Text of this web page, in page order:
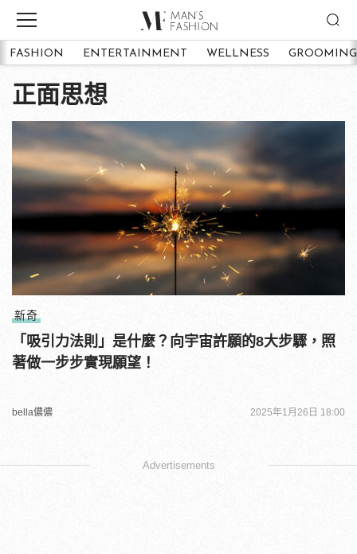
FASHION ENTERTAINMENT WELLNESS GROOMING
正面思想
新奇
「吸引力法則」是什麼？向宇宙許願的8大步驟，照
著做一步步實現願望！
bella儂儂 2025年1月26日 18:00
Advertisements